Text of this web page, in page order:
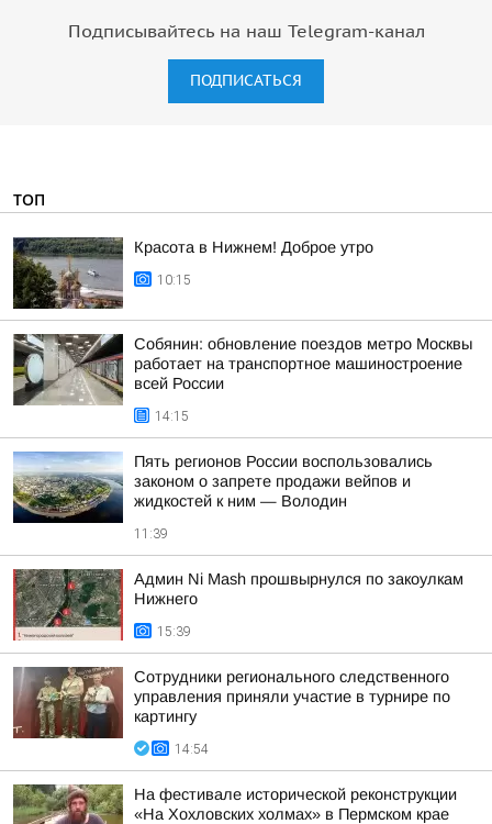
Подписывайтесь на наш Telegram-канал
ПОДПИСАТЬСЯ
ТОП
Красота в Нижнем! Доброе утро
10:15
Собянин: обновление поездов метро Москвы
работает на транспортное машиностроение
всей России
14:15
Пять регионов России воспользовались
законом о запрете продажи вейпов и
жидкостей к ним — Володин
11:39
Админ Ni Mash прошвырнулся по закоулкам
Нижнего
15:39
Сотрудники регионального следственного
управления приняли участие в турнире по
картингу
14:54
На фестивале исторической реконструкции
«На Хохловских холмах» в Пермском крае